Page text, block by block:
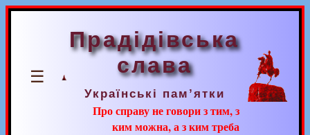
☰
Прадідівська
слава
Українські пам’ятки
Про справу не говори з тим, з
ким можна, а з ким треба